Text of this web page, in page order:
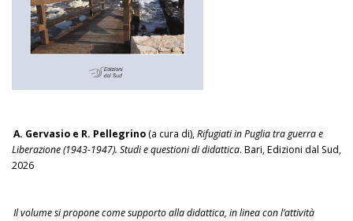
A. Gervasio e R. Pellegrino (a cura di),Rifugiati in Puglia tra guerra e
Liberazione (1943-1947). Studi e questioni di didattica. Bari, Edizioni dal Sud,
2026
Il volume si propone come supporto alla didattica, in linea con l’attività